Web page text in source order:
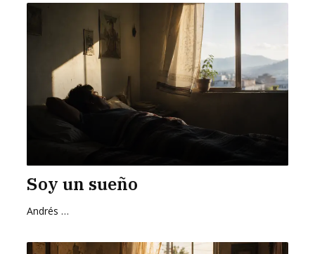
Soy un sueño
Andrés Zurita Zafra